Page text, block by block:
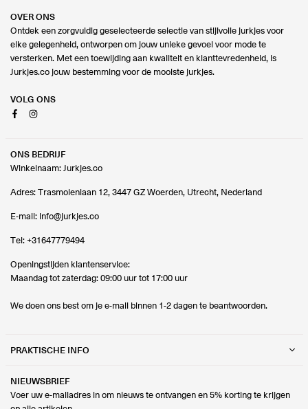
OVER ONS
Ontdek een zorgvuldig geselecteerde selectie van stijlvolle jurkjes voor
elke gelegenheid, ontworpen om jouw unieke gevoel voor mode te
versterken. Met een toewijding aan kwaliteit en klanttevredenheid, is
Jurkjes.co jouw bestemming voor de mooiste jurkjes.
VOLG ONS
FacebookInstagram
ONS BEDRIJF
Winkelnaam: Jurkjes.co
Adres: Trasmolenlaan 12, 3447 GZ Woerden, Utrecht, Nederland
E-mail: info@jurkjes.co
Tel: +31647779494
Openingstijden klantenservice:
Maandag tot zaterdag: 09:00 uur tot 17:00 uur
We doen ons best om je e-mail binnen 1-2 dagen te beantwoorden.
PRAKTISCHE INFO
NIEUWSBRIEF
Voer uw e-mailadres in om nieuws te ontvangen en 5% korting te krijgen